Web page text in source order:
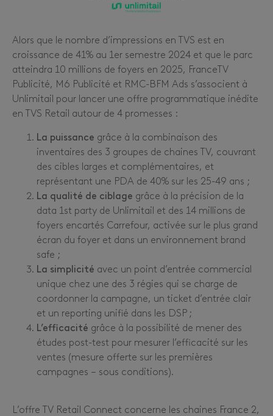
Alors que le nombre d’impressions en TVS est en
croissance de 41% au 1er semestre 2024 et que le parc
atteindra 10 millions de foyers en 2025, FranceTV
Publicité, M6 Publicité et RMC-BFM Ads s’associent à
Unlimitail pour lancer une offre programmatique inédite
en TVS Retail autour de 4 promesses :
La puissance grâce à la combinaison des
inventaires des 3 groupes de chaines TV, couvrant
des cibles larges et complémentaires, et
représentant une PDA de 40% sur les 25-49 ans ;
La qualité de ciblage grâce à la précision de la
data 1st party de Unlimitail et des 14 millions de
foyers encartés Carrefour, activée sur le plus grand
écran du foyer et dans un environnement brand
safe ;
La simplicité avec un point d’entrée commercial
unique chez une des 3 régies qui se charge de
coordonner la campagne, un ticket d’entrée clair
et un reporting unifié dans les DSP ;
L’efficacité grâce à la possibilité de mener des
études post-test pour mesurer l’efficacité sur les
ventes (mesure offerte sur les premières
campagnes – sous conditions).
L’offre TV Retail Connect concerne les chaines France 2,